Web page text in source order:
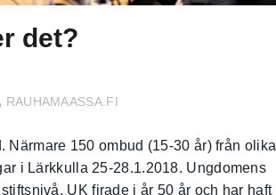
det?
RAUHAMAASSA.FI
150 ombud (15-30 år) från olika
i Lärkkulla 25-28.1.2018. Ungdomens
UK firade i år 50 år och har haft